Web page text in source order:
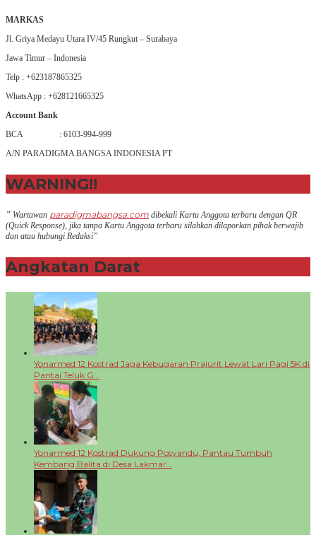
MARKAS
Jl. Griya Medayu Utara IV/45 Rungkut – Surabaya
Jawa Timur – Indonesia
Telp : +623187865325
WhatsApp : +628121665325
Account Bank
BCA : 6103-994-999
A/N PARADIGMA BANGSA INDONESIA PT
WARNING!!
” Wartawan paradigmabangsa.com dibekali Kartu Anggota terbaru dengan QR
(Quick Response), jika tanpa Kartu Anggota terbaru silahkan dilaporkan pihak berwajib
dan atau hubungi Redaksi”
Angkatan Darat
Yonarmed 12 Kostrad Jaga Kebugaran Prajurit Lewat Lari Pagi 5K di
Pantai Teluk G…
Yonarmed 12 Kostrad Dukung Posyandu, Pantau Tumbuh
Kembang Balita di Desa Lakmar…